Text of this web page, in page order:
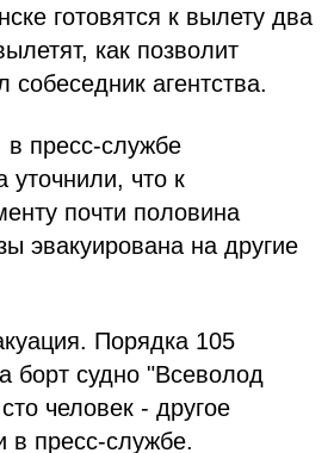
готовятся к вылету два
как позволит
собеседник агентства.
пресс-службе
уточнили, что к
почти половина
эвакуирована на другие
Порядка 105
борт судно "Всеволод
человек - другое
в пресс-службе.